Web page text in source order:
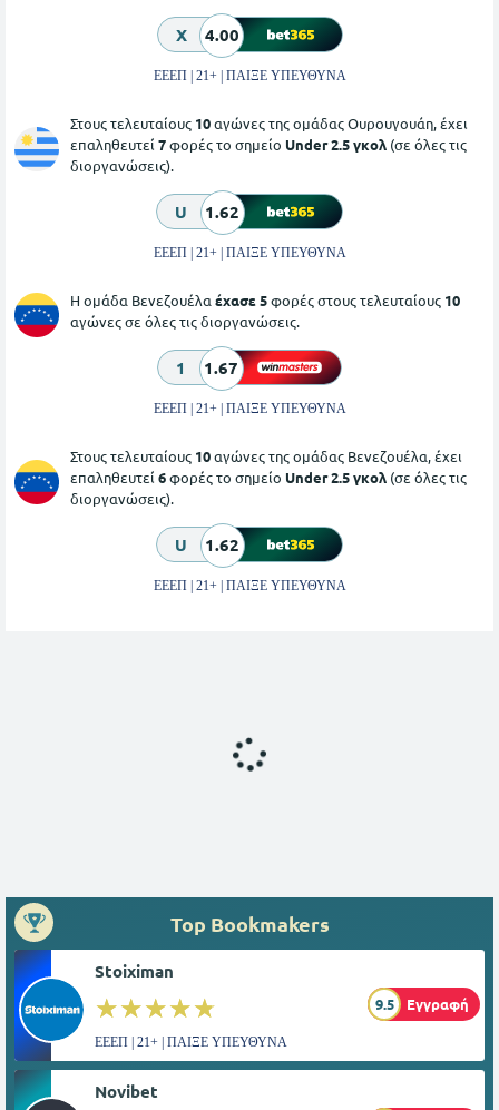
X 4.00
ΕΕΕΠ | 21+ | ΠΑΙΞΕ ΥΠΕΥΘΥΝΑ
Στους τελευταίους 10αγώνες της ομάδας Ουρουγουάη, έχει
επαληθευτεί 7φορές το σημείο Under 2.5 γκολ (σε όλες τις
διοργανώσεις).
U 1.62
ΕΕΕΠ | 21+ | ΠΑΙΞΕ ΥΠΕΥΘΥΝΑ
Η ομάδα Βενεζουέλα έχασε 5φορές στους τελευταίους 10
αγώνες σε όλες τις διοργανώσεις.
1 1.67
ΕΕΕΠ | 21+ | ΠΑΙΞΕ ΥΠΕΥΘΥΝΑ
Στους τελευταίους 10αγώνες της ομάδας Βενεζουέλα, έχει
επαληθευτεί 6φορές το σημείο Under 2.5 γκολ (σε όλες τις
διοργανώσεις).
U 1.62
ΕΕΕΠ | 21+ | ΠΑΙΞΕ ΥΠΕΥΘΥΝΑ
Top Bookmakers
Stoiximan
☆☆☆☆☆
★★★★★ 9.5 Εγγραφή
ΕΕΕΠ | 21+ | ΠΑΙΞΕ ΥΠΕΥΘΥΝΑ
Novibet